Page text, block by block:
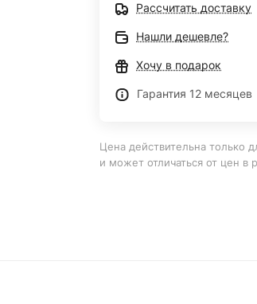
Рассчитать доставку
Нашли дешевле?
Хочу в подарок
Гарантия 12 месяцев
Цена действительна только
и может отличаться от цен в